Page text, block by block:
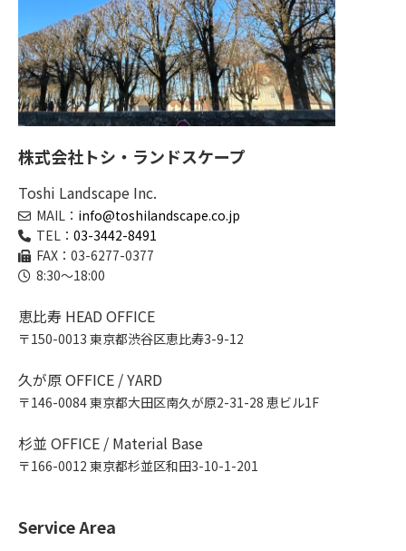
株式会社トシ・ランドスケープ
Toshi Landscape Inc.
MAIL： info@toshilandscape.co.jp
TEL： 03-3442-8491
FAX：03-6277-0377
8:30～18:00
恵比寿 HEAD OFFICE
〒150-0013 東京都渋谷区恵比寿3-9-12
久が原 OFFICE / YARD
〒146-0084 東京都大田区南久が原2-31-28 恵ビル1F
杉並 OFFICE / Material Base
〒166-0012 東京都杉並区和田3-10-1-201
Service Area